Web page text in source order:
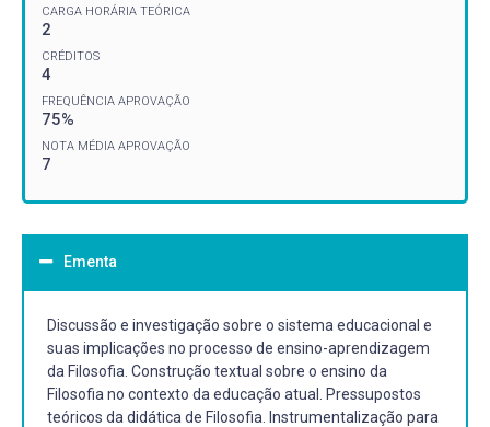
CARGA HORÁRIA TEÓRICA
2
CRÉDITOS
4
FREQUÊNCIA APROVAÇÃO
75%
NOTA MÉDIA APROVAÇÃO
7
Ementa
Discussão e investigação sobre o sistema educacional e
suas implicações no processo de ensino-aprendizagem
da Filosofia. Construção textual sobre o ensino da
Filosofia no contexto da educação atual. Pressupostos
teóricos da didática de Filosofia. Instrumentalização para